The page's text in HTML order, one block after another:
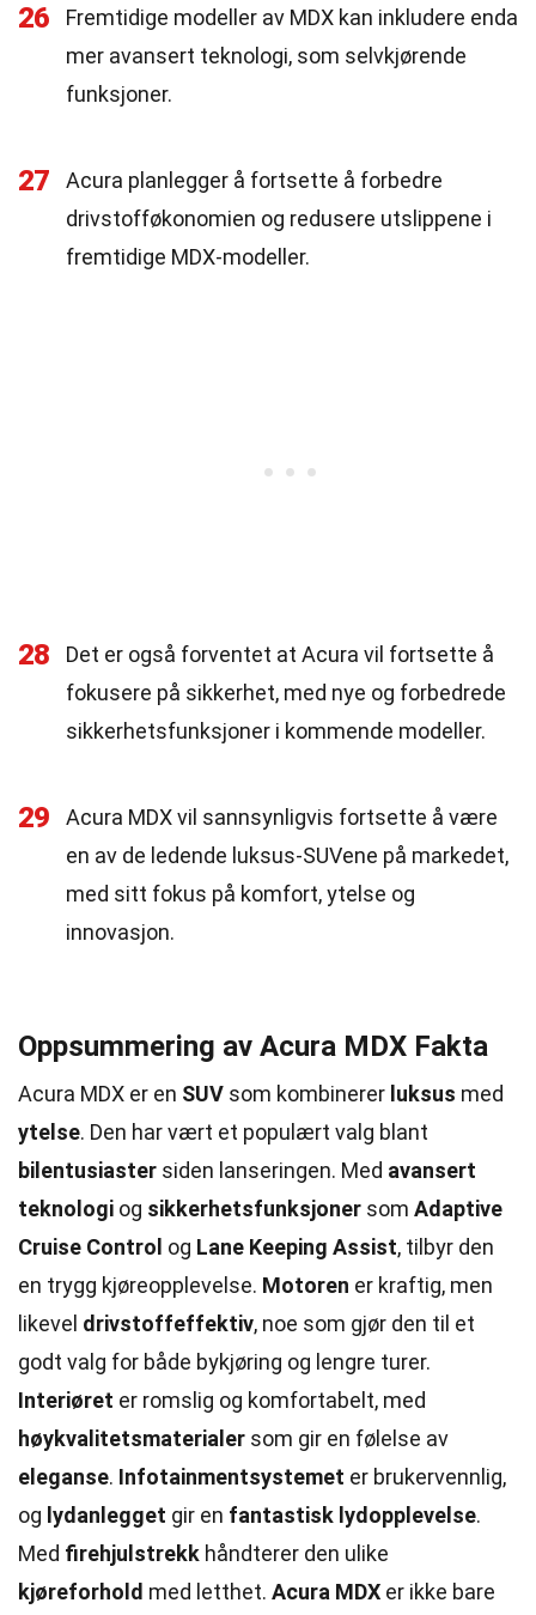
26
Fremtidige modeller av MDX kan inkludere enda
mer avansert teknologi, som selvkjørende
funksjoner.
27
Acura planlegger å fortsette å forbedre
drivstofføkonomien og redusere utslippene i
fremtidige MDX-modeller.
28
Det er også forventet at Acura vil fortsette å
fokusere på sikkerhet, med nye og forbedrede
sikkerhetsfunksjoner i kommende modeller.
29
Acura MDX vil sannsynligvis fortsette å være
en av de ledende luksus-SUVene på markedet,
med sitt fokus på komfort, ytelse og
innovasjon.
Oppsummering av Acura MDX Fakta
Acura MDX er en SUV som kombinerer luksus med
ytelse. Den har vært et populært valg blant
bilentusiaster siden lanseringen. Med avansert
teknologi og sikkerhetsfunksjoner som Adaptive
Cruise Control og Lane Keeping Assist, tilbyr den
en trygg kjøreopplevelse. Motoren er kraftig, men
likevel drivstoffeffektiv, noe som gjør den til et
godt valg for både bykjøring og lengre turer.
Interiøret er romslig og komfortabelt, med
høykvalitetsmaterialer som gir en følelse av
eleganse. Infotainmentsystemet er brukervennlig,
og lydanlegget gir en fantastisk lydopplevelse.
Med firehjulstrekk håndterer den ulike
kjøreforhold med letthet. Acura MDX er ikke bare